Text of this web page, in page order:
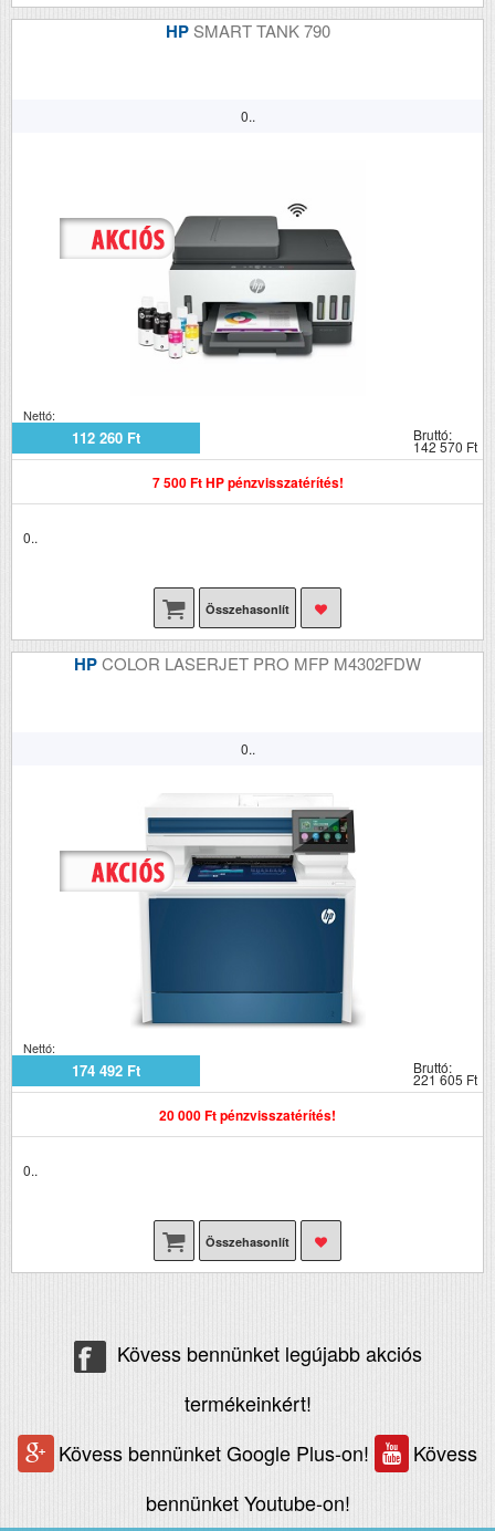
HP SMART TANK 790
0..
Nettó:
112 260 Ft Bruttó:
142 570 Ft
7 500 Ft HP pénzvisszatérítés!
0..
Összehasonlít
HPCOLOR LASERJET PRO MFP M4302FDW
0..
Nettó:
174 492 Ft Bruttó:
221 605 Ft
20 000 Ft pénzvisszatérítés!
0..
Összehasonlít
Kövess bennünket legújabb akciós
termékeinkért!
Kövess bennünket Google Plus-on!
Kövess
bennünket Youtube-on!